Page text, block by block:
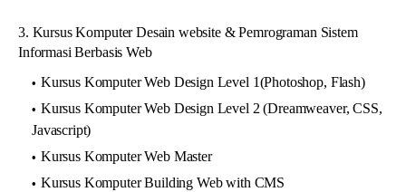
3. Kursus Komputer Desain website & Pemrograman Sistem
Informasi Berbasis Web
Kursus Komputer Web Design Level 1(Photoshop, Flash)
Kursus Komputer Web Design Level 2 (Dreamweaver, CSS,
Javascript)
Kursus Komputer Web Master
Kursus Komputer Building Web with CMS